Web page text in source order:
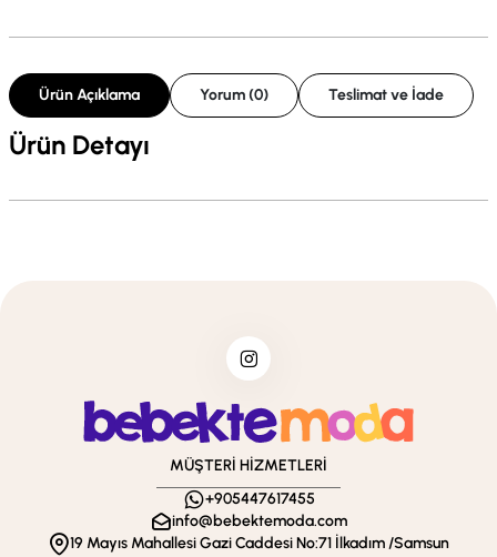
Ürün Açıklama Yorum (0) Teslimat ve İade
Ürün Detayı
MÜŞTERİ HİZMETLERİ
+905447617455
info@bebektemoda.com
19 Mayıs Mahallesi Gazi Caddesi No:71 İlkadım /Samsun